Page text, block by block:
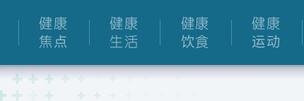
健康
焦点
健康
生活
健康
饮食
健康
运动